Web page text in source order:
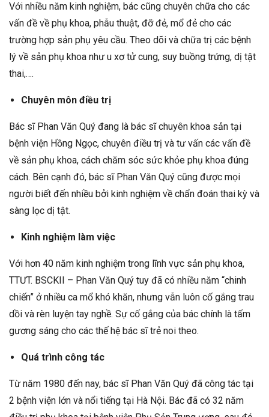
Với nhiều năm kinh nghiệm, bác cũng chuyên chữa cho các
vấn đề về phụ khoa, phẫu thuật, đỡ đẻ, mổ đẻ cho các
trường hợp sản phụ yêu cầu. Theo dõi và chữa trị các bệnh
lý về sản phụ khoa như u xơ tử cung, suy buồng trứng, dị tật
thai,….
Chuyên môn điều trị
Bác sĩ Phan Văn Quý đang là bác sĩ chuyên khoa sản tại
bệnh viện Hồng Ngọc, chuyên điều trị và tư vấn các vấn đề
về sản phụ khoa, cách chăm sóc sức khỏe phụ khoa đúng
cách. Bên cạnh đó, bác sĩ Phan Văn Quý cũng được mọi
người biết đến nhiều bởi kinh nghiệm về chẩn đoán thai kỳ và
sàng lọc dị tật.
Kinh nghiệm làm việc
Với hơn 40 năm kinh nghiệm trong lĩnh vực sản phụ khoa,
TTƯT. BSCKII – Phan Văn Quý tuy đã có nhiều năm “chinh
chiến” ở nhiều ca mổ khó khăn, nhưng vẫn luôn cố gắng trau
dồi và rèn luyện tay nghề. Sự cố gắng của bác chính là tấm
gương sáng cho các thế hệ bác sĩ trẻ noi theo.
Quá trình công tác
Từ năm 1980 đến nay, bác sĩ Phan Văn Quý đã công tác tại
2 bệnh viện lớn và nổi tiếng tại Hà Nội. Bác đã có 32 năm